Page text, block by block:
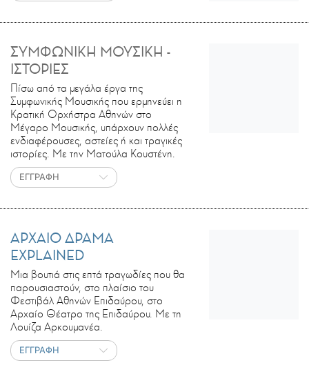
ΣΥΜΦΩΝΙΚΗ ΜΟΥΣΙΚΗ -
ΙΣΤΟΡΙΕΣ
Πίσω από τα μεγάλα έργα της
Συμφωνικής Μουσικής που ερμηνεύει η
Κρατική Ορχήστρα Αθηνών στο
Μέγαρο Μουσικής, υπάρχουν πολλές
ενδιαφέρουσες, αστείες ή και τραγικές
ιστορίες. Με την Ματούλα Κουστένη.
ΕΓΓΡΑΦΗ
ΑΡΧΑΙΟ ΔΡΑΜΑ
EXPLAINED
Μια βουτιά στις επτά τραγωδίες που θα
παρουσιαστούν, στο πλαίσιο του
Φεστιβάλ Αθηνών Επιδαύρου, στο
Αρχαίο Θέατρο της Επιδαύρου. Με τη
Λουίζα Αρκουμανέα.
ΕΓΓΡΑΦΗ